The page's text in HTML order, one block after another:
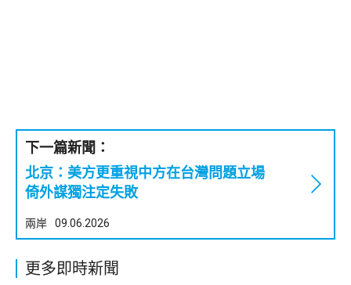
下一篇新聞：
北京：美方更重視中方在台灣問題立場
倚外謀獨注定失敗
兩岸 09.06.2026
更多即時新聞